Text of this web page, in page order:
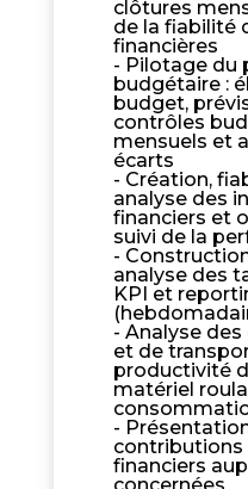
clôtures
de la fiabilité
financières
- Pilotage du
budgétaire :
budget,
contrôles
mensuels et
écarts
- Création,
analyse des
financiers et
suivi de la
-
analyse des
KPI et
- Analyse
et de
productivité
matériel
-
contributions
financiers